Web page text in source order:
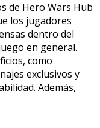
de Hero Wars Hub
los jugadores
dentro del
en general.
como
exclusivos y
Además,